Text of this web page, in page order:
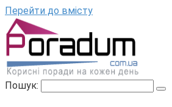
Перейти до вмісту
Пошук: